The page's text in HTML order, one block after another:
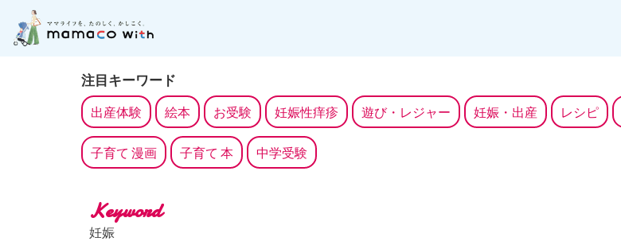
月齢別に記事を探す
注目キーワード
出産体験 絵本 お受験 妊娠性痒疹 遊び・レジャー 妊娠・出産 レシピ
子育て 漫画 子育て 本 中学受験
Keyword
妊娠